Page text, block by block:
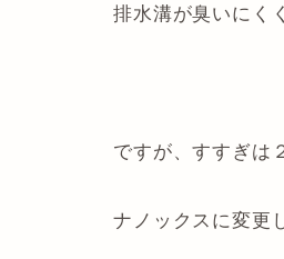
排水溝が臭いにく
ですが、すすぎは
ナノックスに変更